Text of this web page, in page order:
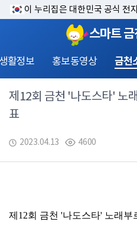
이 누리집은 대한민국 공식 전
스마트
활정보 홍보동영상 금천
제12회 금천 '나도스타' 노
표
2023.04.13 4600
제 12회 금천 '나도스타' 노래부